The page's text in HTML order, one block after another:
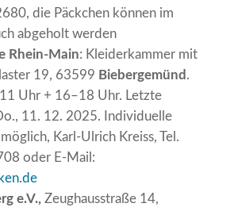
die Päckchen können im
abgeholt werden
Rhein-Main: Kleiderkammer mit
19, 63599 Biebergemünd .
Uhr + 16–18 Uhr. Letzte
11. 12. 2025. Individuelle
Karl-Ulrich Kreiss, Tel.
oder E-Mail:
e.V., Zeughausstraße 14,